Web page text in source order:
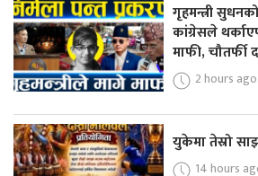
गृहमन्त्री
कांग्रेसले
माफी, चौतर्फी
2 hours ago
युकेमा तेस्रो
14 hours